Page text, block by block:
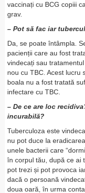
vaccinați cu BCG copiii
grav.
– Pot să fac iar
Da, se poate întâmpla.
pacienții care au fost
vindecați sau
nou cu TBC. Acest lucru
boala nu a fost tratată
infectare cu TBC.
– De ce are loc
incurabilă?
Tuberculoza este
nu pot duce la
unele bacterii care
în corpul tău, după ce ai
pot trezi și pot provoca
dacă o persoană
doua oară, în urma